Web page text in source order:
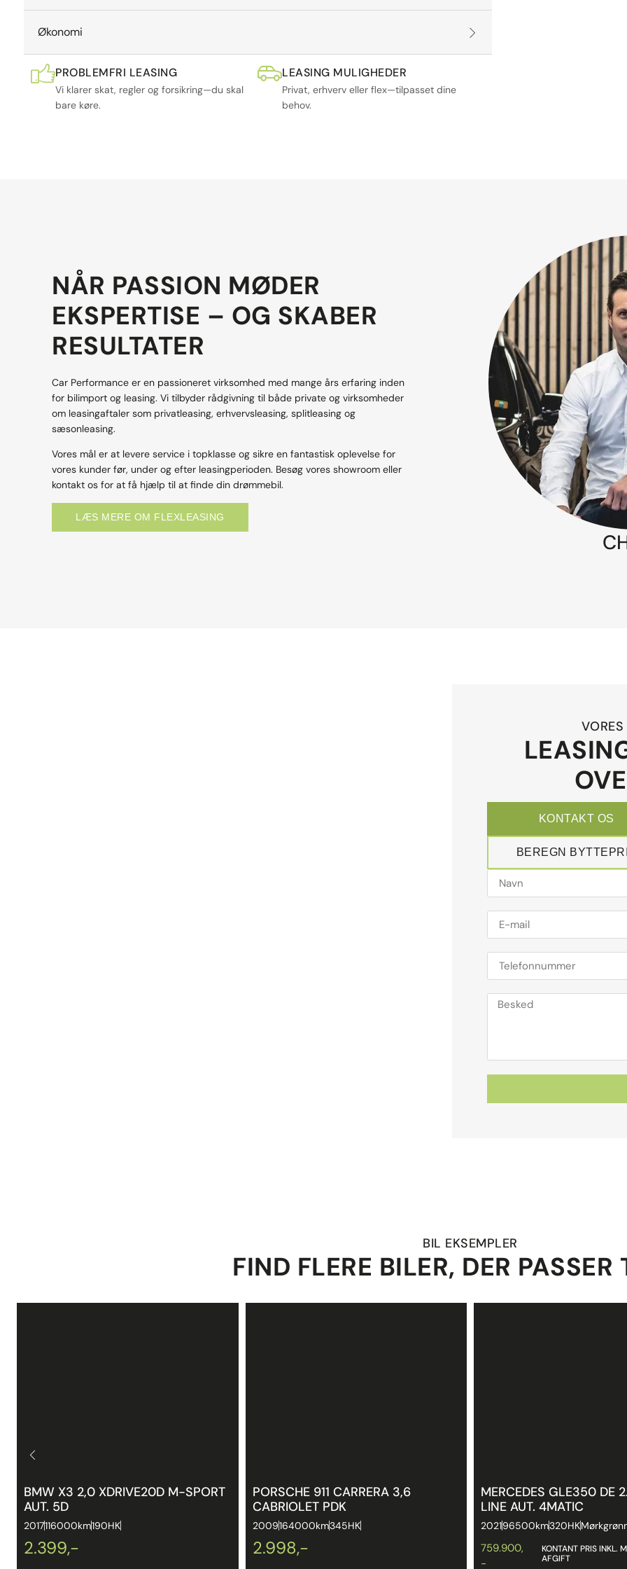
Økonomi
PROBLEMFRI LEASING
Vi klarer skat, regler og forsikring—du skal
bare køre.
LEASING MULIGHEDER
Privat, erhverv eller flex—tilpasset dine
behov.
NÅR PASSION MØDER
EKSPERTISE – OG SKABER
RESULTATER
Car Performance er en passioneret virksomhed med mange års erfaring inden
for bilimport og leasing. Vi tilbyder rådgivning til både private og virksomheder
om leasingaftaler som privatleasing, erhvervsleasing, splitleasing og
sæsonleasing.
Vores mål er at levere service i topklasse og sikre en fantastisk oplevelse for
vores kunder før, under og efter leasingperioden. Besøg vores showroom eller
kontakt os for at få hjælp til at finde din drømmebil.
LÆS MERE OM FLEXLEASING
KONTAKT OS
BEREGN
BIL EKSEMPLER
FIND FLERE BILER, DER PASSER
BMW X3 2,0 XDRIVE20D M-SPORT
AUT. 5D
2017116000km190HK
2.399,-
PORSCHE 911 CARRERA 3,6
CABRIOLET PDK
2009164000km345HK
2.998,-
MERCEDES GLE350 DE
LINE AUT. 4MATIC
202196500km320HK
759.900,
-
KONTANT PRIS INKL.
AFGIFT